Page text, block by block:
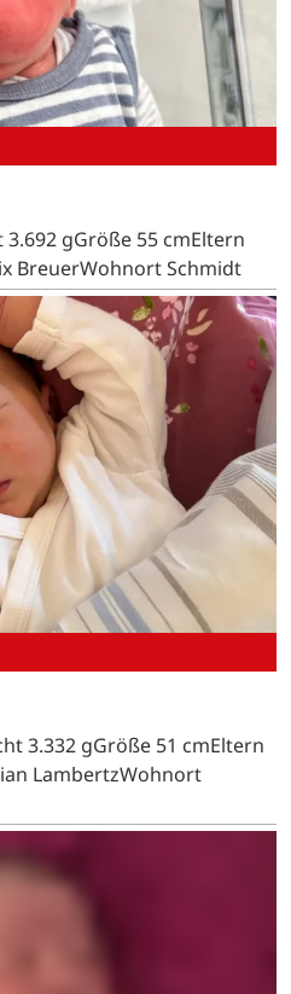
gGröße 52 cmEltern
VormsteinWohnort
gGröße 55 cmEltern
BreuerWohnort Schmidt